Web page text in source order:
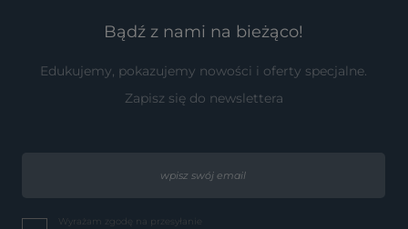
Bądź z nami na bieżąco!
Edukujemy, pokazujemy nowości i oferty specjalne.
Zapisz się do newslettera
Wyrażam zgodę na przesyłanie